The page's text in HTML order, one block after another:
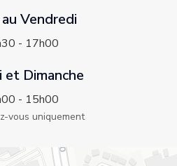
Vendredi
- 17h00
et Dimanche
- 15h00
vous uniquement